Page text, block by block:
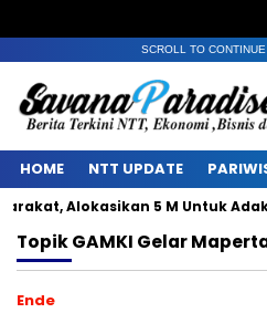
SCROLL TO
HOME NTT UPDATE
Alokasikan 5 M Untuk
TopikGAMKI Gelar
Ende